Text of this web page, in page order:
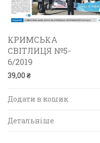
КРИМСЬКА
СВІТЛИЦЯ №5-
6/2019
39,00 ₴
Додати в кошик
Детальніше